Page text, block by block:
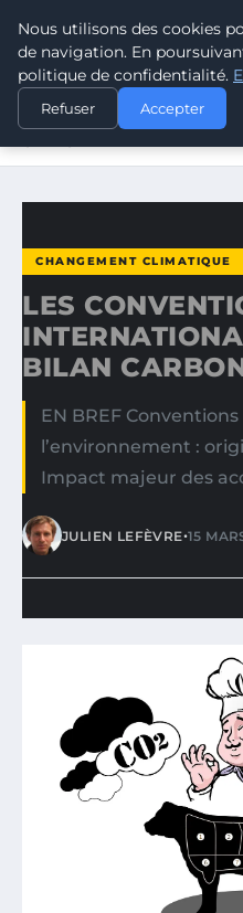
CLIMATE
ACCUEIL
CHANGEMENT
LES CONVENTIONS
CHANGEMENT CLIMATIQUE
LES
BILAN
EN BREF
l’environnement :
Impact majeur des
JULIEN LEFÈVRE•15
Nous utilisons des cookies
de navigation. En
politique de confidentialité.
Refuser Accepter